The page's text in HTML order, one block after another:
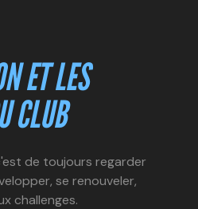
ET LES
CLUB
de toujours regarder
se renouveler,
challenges.